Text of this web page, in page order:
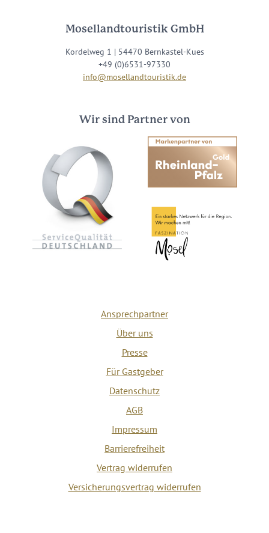
Mosellandtouristik GmbH
Kordelweg 1 | 54470 Bernkastel-Kues
+49 (0)6531-97330
info@mosellandtouristik.de
Wir sind Partner von
Ansprechpartner
Über uns
Presse
Für Gastgeber
Datenschutz
AGB
Impressum
Barrierefreiheit
Vertrag widerrufen
Versicherungsvertrag widerrufen